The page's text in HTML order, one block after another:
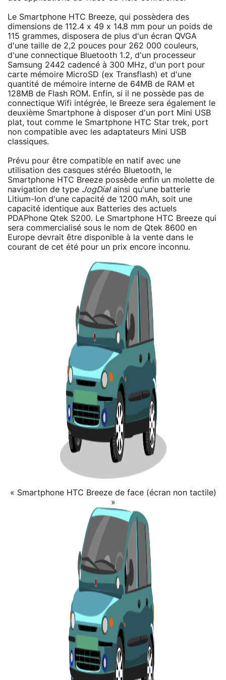
Le Smartphone HTC Breeze, qui possèdera des
dimensions de 112.4 x 49 x 14.8 mm pour un poids de
115 grammes, disposera de plus d'un écran QVGA
d'une taille de 2,2 pouces pour 262 000 couleurs,
d'une connectique Bluetooth 1.2, d'un processeur
Samsung 2442 cadencé à 300 MHz, d'un port pour
carte mémoire MicroSD (ex Transflash) et d'une
quantité de mémoire interne de 64MB de RAM et
128MB de Flash ROM. Enfin, si il ne possède pas de
connectique Wifi intégrée, le Breeze sera également le
deuxième Smartphone à disposer d'un port Mini USB
plat, tout comme le Smartphone HTC Star trek, port
non compatible avec les adaptateurs Mini USB
classiques.
Prévu pour être compatible en natif avec une
utilisation des casques stéréo Bluetooth, le
Smartphone HTC Breeze possède enfin un molette de
navigation de type JogDialainsi qu'une batterie
Litium-Ion d'une capacité de 1200 mAh, soit une
capacité identique aux Batteries des actuels
PDAPhone Qtek S200. Le Smartphone HTC Breeze qui
sera commercialisé sous le nom de Qtek 8600 en
Europe devrait être disponible à la vente dans le
courant de cet été pour un prix encore inconnu.
« Smartphone HTC Breeze de face (écran non tactile)
»